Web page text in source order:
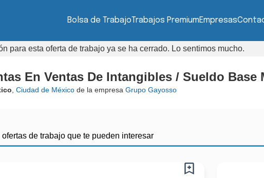
Bolsa de TrabajoTrabajos PremiumEmpresas
para esta oferta de trabajo ya se ha cerrado. Lo sentimos mucho.
En Ventas De Intangibles / Sueldo
Ciudad de México de la empresa Grupo Gayosso
de trabajo que te pueden interesar